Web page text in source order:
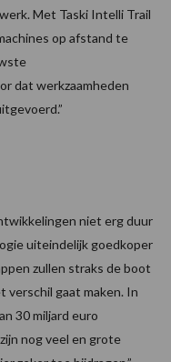
Met Taski Intelli Trail
op afstand te
dat werkzaamheden
niet erg duur
uiteindelijk goedkoper
zullen straks de boot
verschil gaat maken. In
30 miljard euro
nog veel en grote